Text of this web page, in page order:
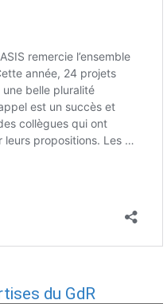
du GdR